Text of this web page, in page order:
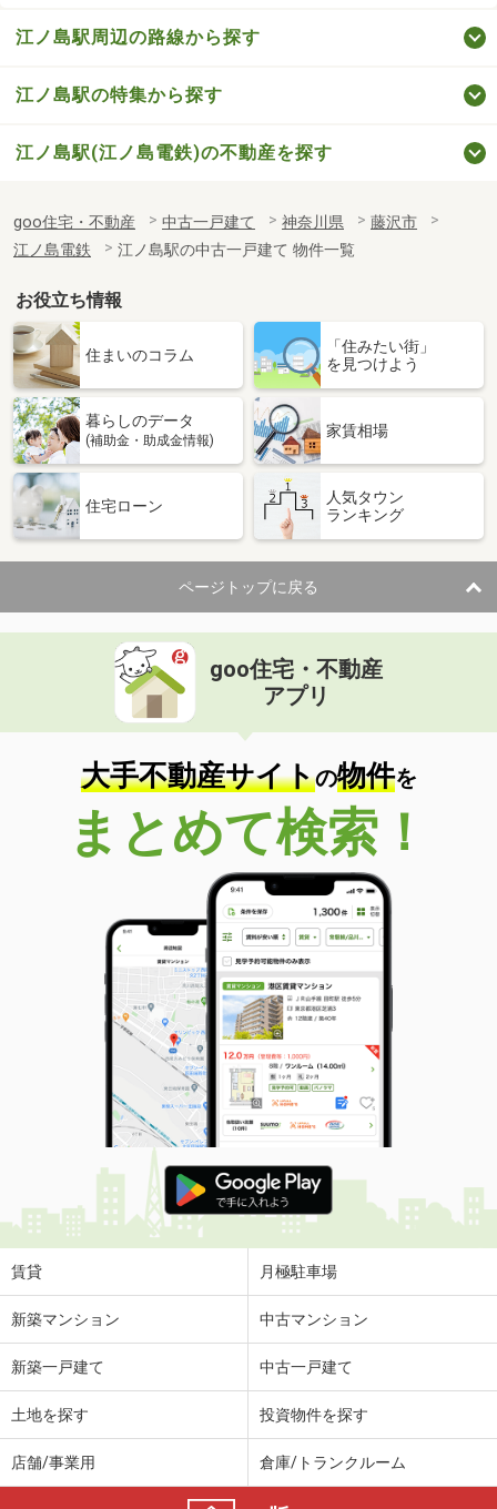
江ノ島駅周辺の路線から探す
江ノ島駅の特集から探す
江ノ島駅(江ノ島電鉄)の不動産を探す
goo住宅・不動産 中古一戸建て 神奈川県
藤沢市
江ノ島電鉄
江ノ島駅の中古一戸建て 物件一覧
お役立ち情報
住まいのコラム
「住みたい街」
を見つけよう
暮らしのデータ
(補助金・助成金情報)
家賃相場
住宅ローン
人気タウン
ランキング
ページトップに戻る
goo住宅・不動産
アプリ
大手不動産サイトの物件を
まとめて検索！
賃貸 月極駐車場
新築マンション 中古マンション
新築一戸建て 中古一戸建て
土地を探す 投資物件を探す
店舗/事業用 倉庫/トランクルーム